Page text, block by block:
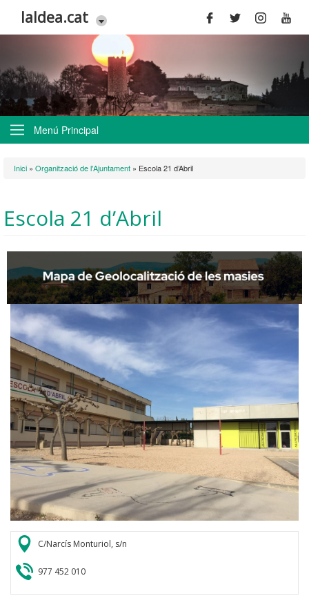
laldea.cat
Menú Principal
Esteu aquí
Inici » Organització de l'Ajuntament » Escola 21 d’Abril
Escola 21 d’Abril
C/Narcís Monturiol, s/n
977 452 010